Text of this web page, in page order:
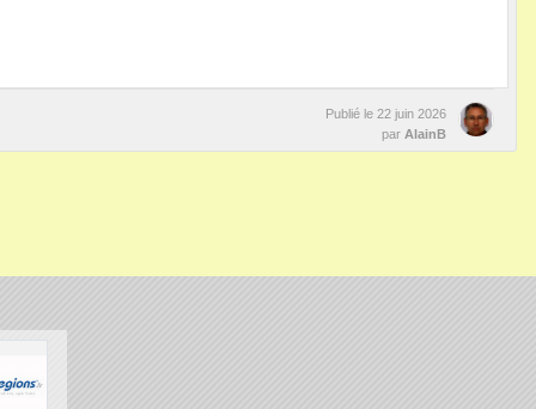
Publié le 22 juin 2026
par AlainB